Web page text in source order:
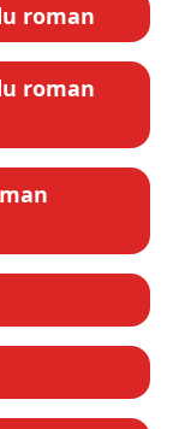
roman
roman